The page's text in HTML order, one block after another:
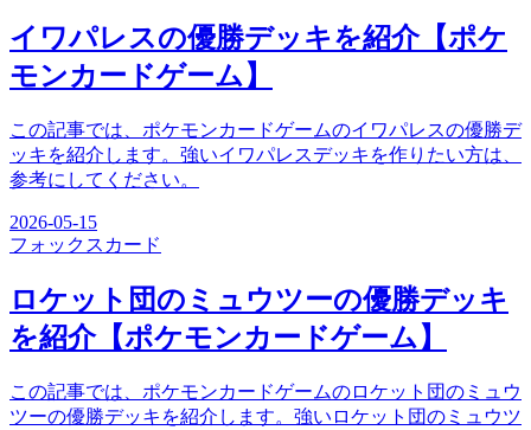
イワパレスの優勝デッキを紹介【ポケ
モンカードゲーム】
この記事では、ポケモンカードゲームのイワパレスの優勝デ
ッキを紹介します。強いイワパレスデッキを作りたい方は、
参考にしてください。
2026-05-15
フォックス カード
ロケット団のミュウツーの優勝デッキ
を紹介【ポケモンカードゲーム】
この記事では、ポケモンカードゲームのロケット団のミュウ
ツーの優勝デッキを紹介します。強いロケット団のミュウツ